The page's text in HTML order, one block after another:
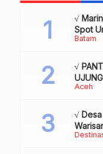
Batam
√
Spot
Review
Aceh
√
√